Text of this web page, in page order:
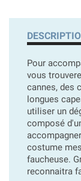
Pour
vous
cannes, des
longues
utiliser un
composé
costume
faucheuse.
reconnaitra